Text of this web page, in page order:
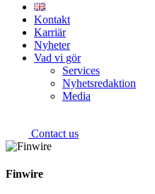
Kontakt
Karriär
Nyheter
Vad vi gör
Services
Nyhetsredaktion
Media
Contact us
Finwire